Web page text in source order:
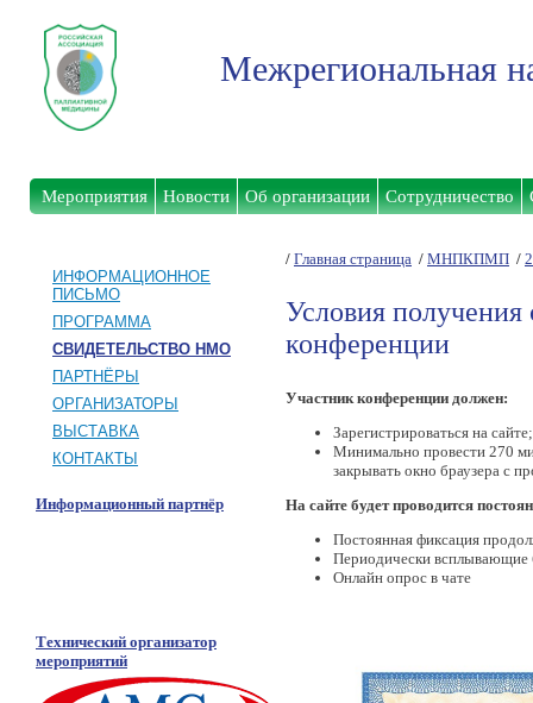
Межрегиональная
Мероприятия Новости Об организации Сотрудничество
ИНФОРМАЦИОННОЕ
ПИСЬМО
ПРОГРАММА
СВИДЕТЕЛЬСТВО НМО
ПАРТНЁРЫ
ОРГАНИЗАТОРЫ
ВЫСТАВКА
КОНТАКТЫ
Информационный партнёр
Технический организатор
мероприятий
/ Главная страница / МНПКПМП /
Условия
конференции
Участник конференции должен:
Зарегистрироваться на сайте;
Минимально провести 270
закрывать окно браузера с
На сайте будет проводится
Постоянная фиксация
Периодически всплывающие
Онлайн опрос в чате